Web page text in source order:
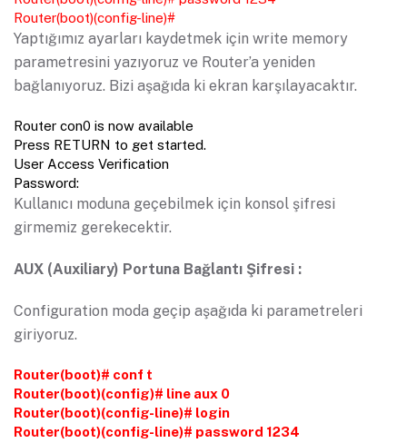
Router(boot)(config-line)#
Yaptığımız ayarları kaydetmek için write memory
parametresini yazıyoruz ve Router’a yeniden
bağlanıyoruz. Bizi aşağıda ki ekran karşılayacaktır.
Router con0 is now available
Press RETURN to get started.
User Access Verification
Password:
Kullanıcı moduna geçebilmek için konsol şifresi
girmemiz gerekecektir.
AUX (Auxiliary) Portuna Bağlantı Şifresi :
Configuration moda geçip aşağıda ki parametreleri
giriyoruz.
Router(boot)# conf t
Router(boot)(config)# line aux 0
Router(boot)(config-line)# login
Router(boot)(config-line)# password 1234